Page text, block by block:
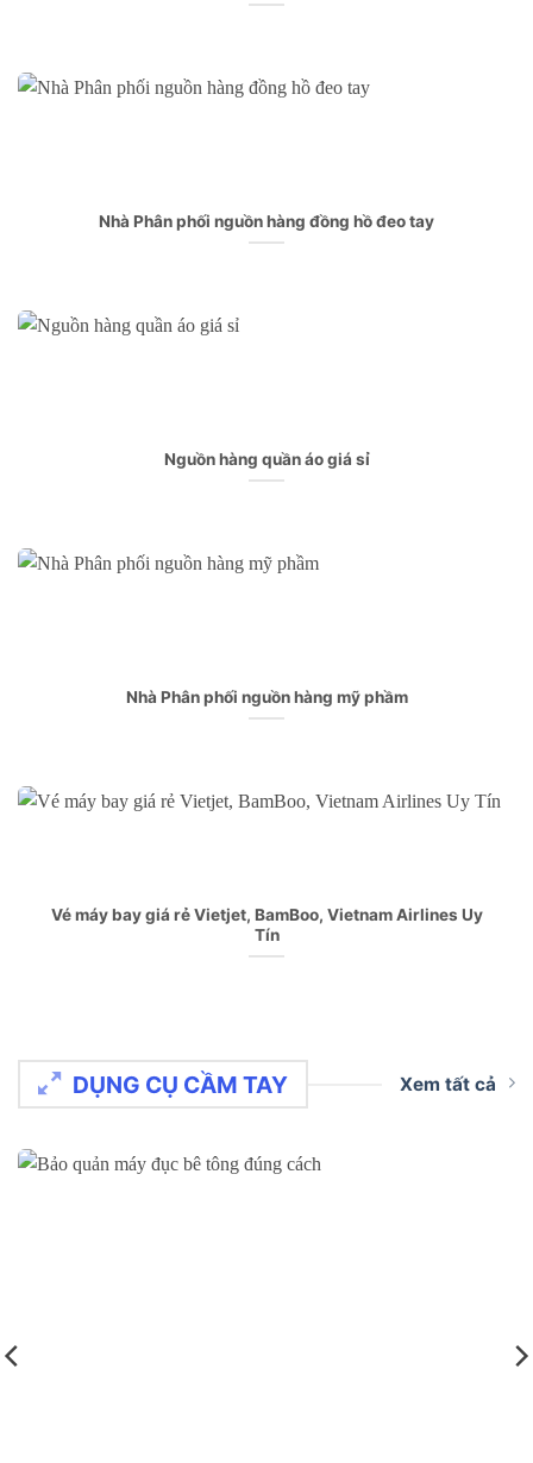
Nhà Phân phối nguồn hàng đồng hồ đeo tay
Nguồn hàng quần áo giá sỉ
Nhà Phân phối nguồn hàng mỹ phầm
Vé máy bay giá rẻ Vietjet, BamBoo, Vietnam Airlines Uy
Tín
DỤNG CỤ CẦM TAY Xem tất cả